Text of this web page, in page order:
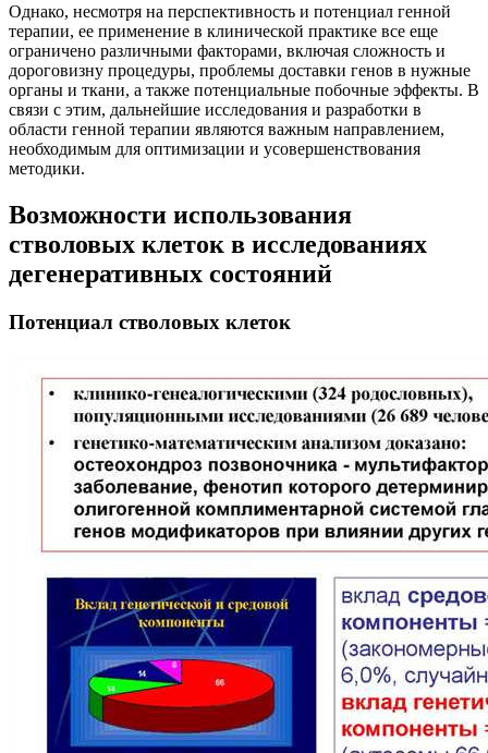
Однако, несмотря на перспективность и потенциал генной
терапии, ее применение в клинической практике все еще
ограничено различными факторами, включая сложность и
дороговизну процедуры, проблемы доставки генов в нужные
органы и ткани, а также потенциальные побочные эффекты. В
связи с этим, дальнейшие исследования и разработки в
области генной терапии являются важным направлением,
необходимым для оптимизации и усовершенствования
методики.
Возможности использования
стволовых клеток в исследованиях
дегенеративных состояний
Потенциал стволовых клеток